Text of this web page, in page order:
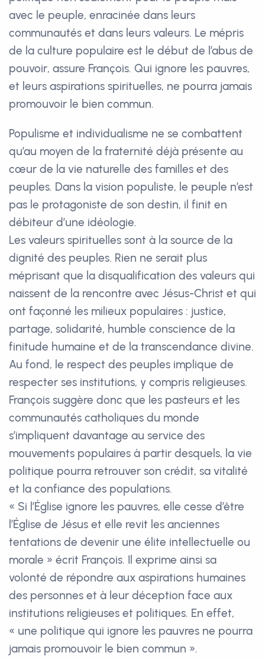
avec le peuple, enracinée dans leurs
communautés et dans leurs valeurs. Le mépris
de la culture populaire est le début de l’abus de
pouvoir, assure François. Qui ignore les pauvres,
et leurs aspirations spirituelles, ne pourra jamais
promouvoir le bien commun.
Populisme et individualisme ne se combattent
qu’au moyen de la fraternité déjà présente au
cœur de la vie naturelle des familles et des
peuples. Dans la vision populiste, le peuple n’est
pas le protagoniste de son destin, il finit en
débiteur d’une idéologie.
Les valeurs spirituelles sont à la source de la
dignité des peuples. Rien ne serait plus
méprisant que la disqualification des valeurs qui
naissent de la rencontre avec Jésus-Christ et qui
ont façonné les milieux populaires : justice,
partage, solidarité, humble conscience de la
finitude humaine et de la transcendance divine.
Au fond, le respect des peuples implique de
respecter ses institutions, y compris religieuses.
François suggère donc que les pasteurs et les
communautés catholiques du monde
s’impliquent davantage au service des
mouvements populaires à partir desquels, la vie
politique pourra retrouver son crédit, sa vitalité
et la confiance des populations.
« Si l’Église ignore les pauvres, elle cesse d’être
l’Église de Jésus et elle revit les anciennes
tentations de devenir une élite intellectuelle ou
morale » écrit François. Il exprime ainsi sa
volonté de répondre aux aspirations humaines
des personnes et à leur déception face aux
institutions religieuses et politiques. En effet,
« une politique qui ignore les pauvres ne pourra
jamais promouvoir le bien commun ».